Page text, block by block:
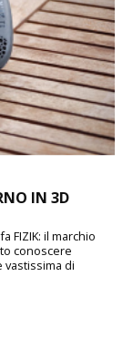
IN 3D
FIZIK: il marchio
conoscere
di